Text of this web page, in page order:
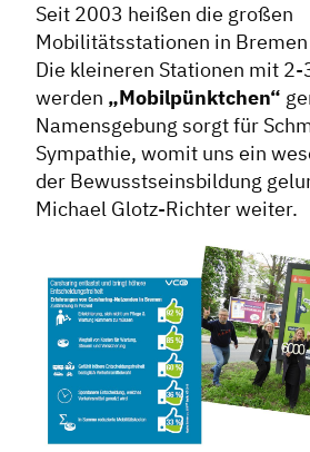
Seit 2003 heißen die großen
Mobilitätsstationen in Bremen
Die kleineren Stationen mit 2-
werden „Mobilpünktchen“
Namensgebung sorgt für
Sympathie, womit uns ein
der Bewusstseinsbildung
Michael Glotz-Richter weiter.